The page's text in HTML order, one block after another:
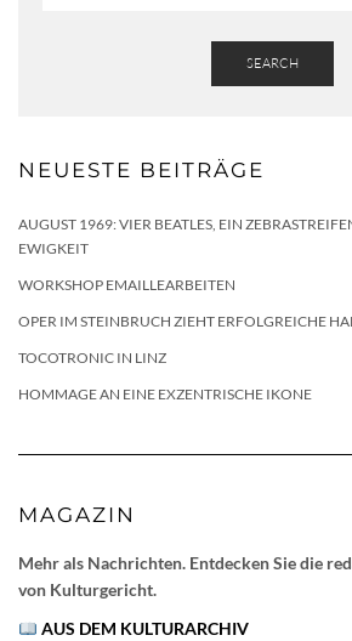
SEARCH
NEUESTE BEITRÄGE
AUGUST 1969: VIER BEATLES, EIN
EWIGKEIT
WORKSHOP EMAILLEARBEITEN
OPER IM STEINBRUCH ZIEHT ERFOLGREICHE
TOCOTRONIC IN LINZ
HOMMAGE AN EINE EXZENTRISCHE IKONE
MAGAZIN
Mehr als Nachrichten. Entdecken Sie die
von Kulturgericht.
AUS DEM KULTURARCHIV